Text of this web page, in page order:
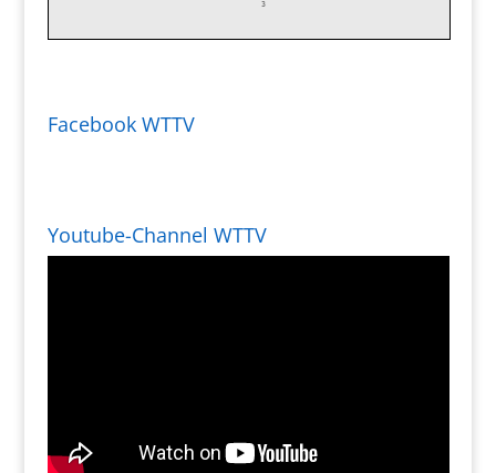
Facebook WTTV
Youtube-Channel WTTV